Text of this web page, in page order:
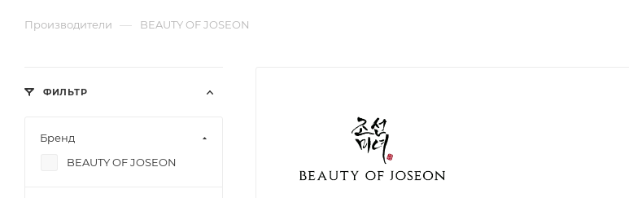
Производители — BEAUTY OF JOSEON
ФИЛЬТР
Бренд
BEAUTY OF JOSEON